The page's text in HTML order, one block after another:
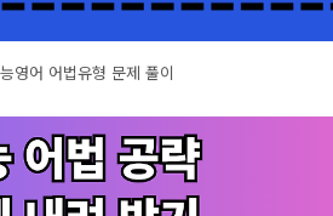
영어 어법유형 문제 풀이